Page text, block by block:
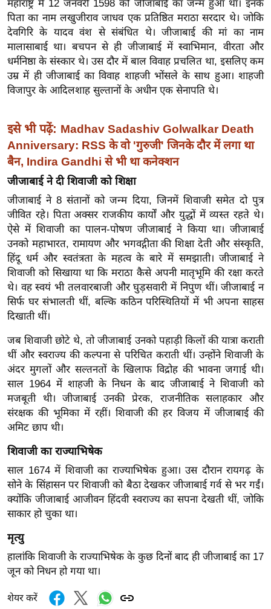
इ
म
ई
-
पे
प
मि
सा
ल
बे
मि
सा
ल
श
ख्सि
य
त
ग
इं
डि
या
सा
हि
ज
ग
त
ऑ
टो
व
र्ल्ड
न्यू
ब्री
महाराष्ट्र में 12 जनवरी 1598 को जीजाबाई का जन्म हुआ था। इनके
पिता का नाम लखुजीराव जाधव एक प्रतिष्ठित मराठा सरदार थे। जोकि
देवगिरि के यादव वंश से संबंधित थे। जीजाबाई की मां का नाम
मालासाबाई था। बचपन से ही जीजाबाई में स्वाभिमान, वीरता और
धर्मनिष्ठा के संस्कार थे। उस दौर में बाल विवाह प्रचलित था, इसलिए कम
उम्र में ही जीजाबाई का विवाह शाहजी भोंसले के साथ हुआ। शाहजी
विजापुर के आदिलशाह सुल्तानों के अधीन एक सेनापति थे।
इसे भी पढ़ें: Madhav Sadashiv Golwalkar Death
Anniversary: RSS के वो 'गुरुजी' जिनके दौर में लगा था
बैन, Indira Gandhi से भी था कनेक्शन
जीजाबाई ने दी शिवाजी को शिक्षा
जीजाबाई ने 8 संतानों को जन्म दिया, जिनमें शिवाजी समेत दो पुत्र
जीवित रहे। पिता अक्सर राजकीय कार्यों और युद्धों में व्यस्त रहते थे।
ऐसे में शिवाजी का पालन-पोषण जीजाबाई ने किया था। जीजाबाई
उनको महाभारत, रामायण और भगवद्गीता की शिक्षा देती और संस्कृति,
हिंदू धर्म और स्वतंत्रता के महत्व के बारे में समझाती। जीजाबाई ने
शिवाजी को सिखाया था कि मराठा कैसे अपनी मातृभूमि की रक्षा करते
थे। वह स्वयं भी तलवारबाजी और घुड़सवारी में निपुण थीं। जीजाबाई न
सिर्फ घर संभालती थीं, बल्कि कठिन परिस्थितियों में भी अपना साहस
दिखाती थीं।
जब शिवाजी छोटे थे, तो जीजाबाई उनको पहाड़ी किलों की यात्रा कराती
थीं और स्वराज्य की कल्पना से परिचित कराती थीं। उन्होंने शिवाजी के
अंदर मुगलों और सल्तनतों के खिलाफ विद्रोह की भावना जगाई थी।
साल 1964 में शाहजी के निधन के बाद जीजाबाई ने शिवाजी को
मजबूती थी। जीजाबाई उनकी प्रेरक, राजनीतिक सलाहकार और
संरक्षक की भूमिका में रहीं। शिवाजी की हर विजय में जीजाबाई की
अमिट छाप थी।
शिवाजी का राज्याभिषेक
साल 1674 में शिवाजी का राज्याभिषेक हुआ। उस दौरान रायगढ़ के
सोने के सिंहासन पर शिवाजी को बैठा देखकर जीजाबाई गर्व से भर गईं।
क्योंकि जीजाबाई आजीवन हिंदवी स्वराज्य का सपना देखती थीं, जोकि
साकार हो चुका था।
मृत्यु
हालांकि शिवाजी के राज्याभिषेक के कुछ दिनों बाद ही जीजाबाई का 17
जून को निधन हो गया था।
शेयर करें